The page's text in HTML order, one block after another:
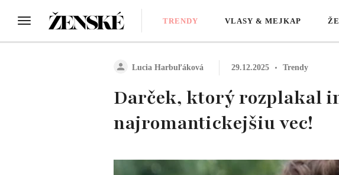
TRENDY VLASY & MEJKAP
Lucia Harbuľáková 29.12.2025 Trendy
Darček, ktorý rozplakal
najromantickejšiu vec!